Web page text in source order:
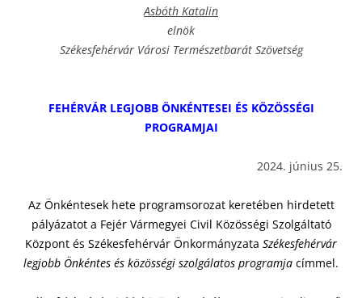
Asbóth Katalin
elnök
Székesfehérvár Városi Természetbarát Szövetség
FEHÉRVÁR LEGJOBB ÖNKÉNTESEI ÉS KÖZÖSSÉGI
PROGRAMJAI
2024. június 25.
Az Önkéntesek hete programsorozat keretében hirdetett
pályázatot a Fejér Vármegyei Civil Közösségi Szolgáltató
Központ és Székesfehérvár Önkormányzata Székesfehérvár
legjobb Önkéntes és közösségi szolgálatos programja címmel.